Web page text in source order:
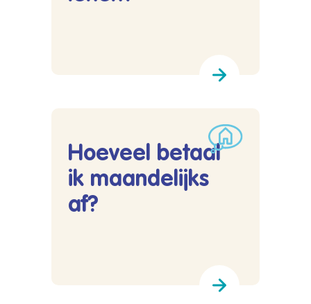
Hoeveel betaal
ik maandelijks
af?